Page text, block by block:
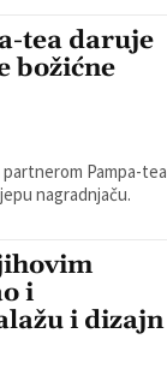
tea daruje
božićne
Pampa-tea
nagradnjaču.
i
i dizajn